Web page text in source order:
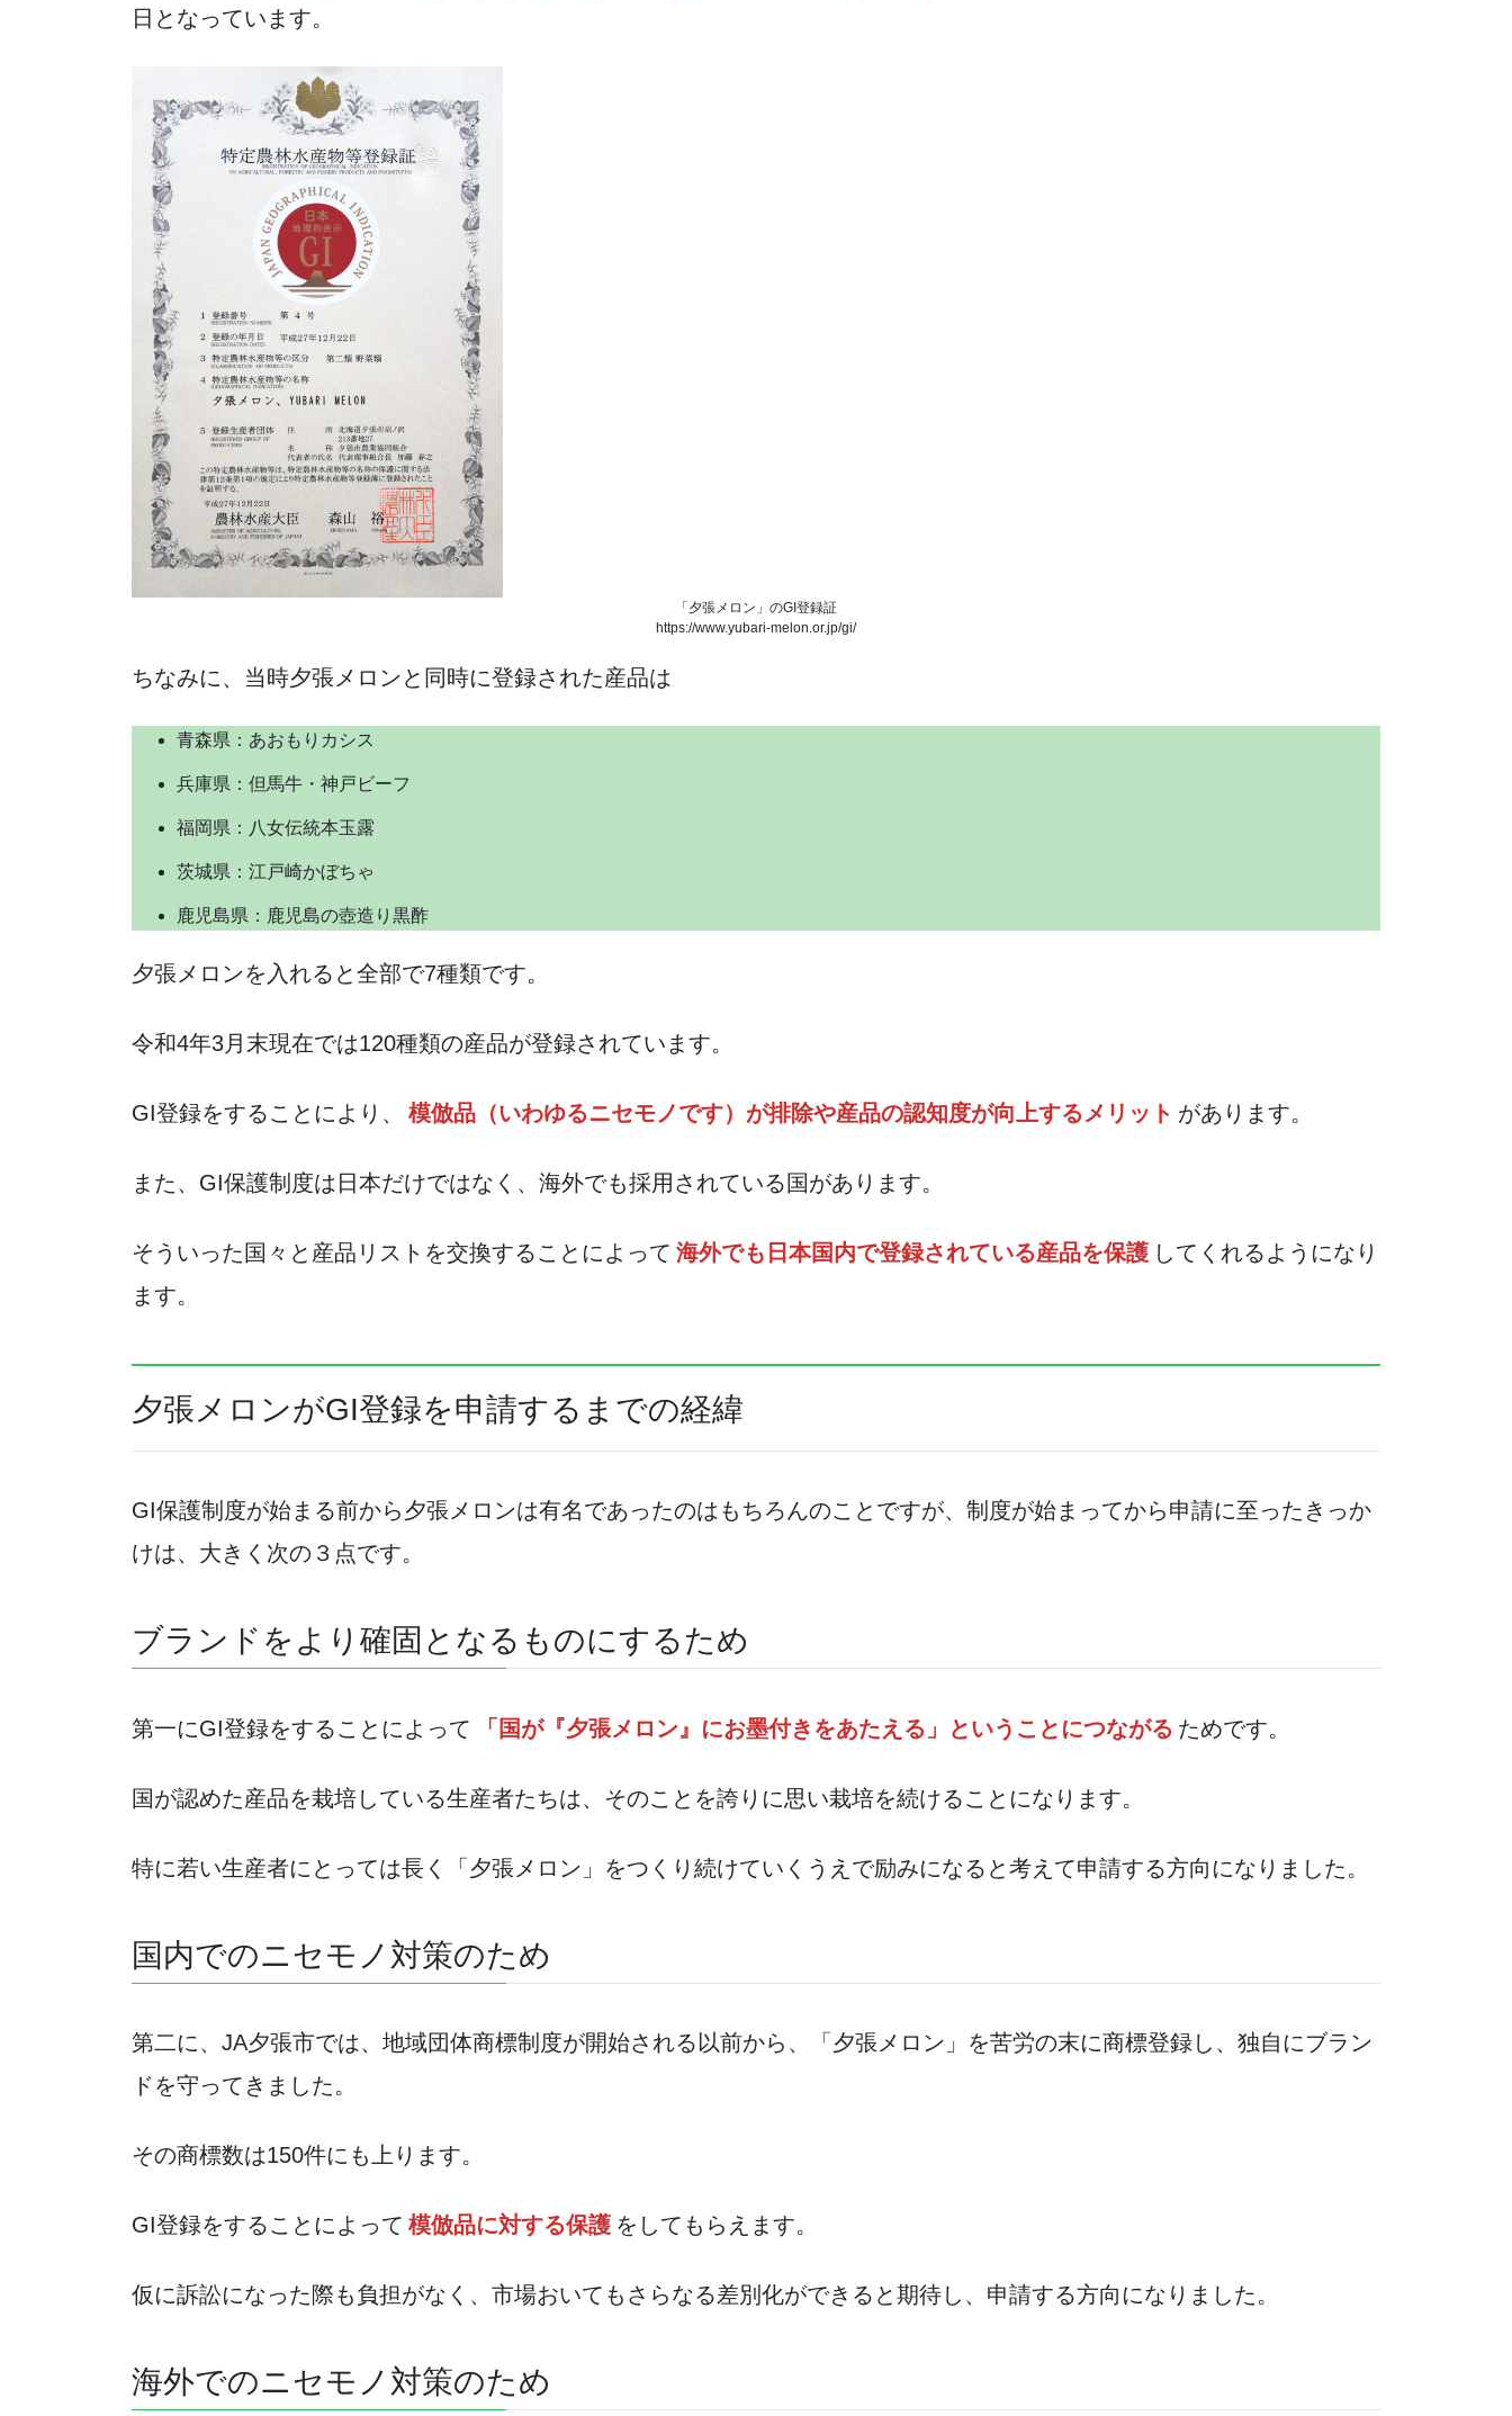
日となっています。
「夕張メロン」のGI登録証
https://www.yubari-melon.or.jp/gi/
ちなみに、当時夕張メロンと同時に登録された産品は
青森県：あおもりカシス
兵庫県：但馬牛・神戸ビーフ
福岡県：八女伝統本玉露
茨城県：江戸崎かぼちゃ
鹿児島県：鹿児島の壺造り黒酢
夕張メロンを入れると全部で7種類です。
令和4年3月末現在では120種類の産品が登録されています。
GI登録をすることにより、 模倣品（いわゆるニセモノです）が排除や産品の認知度が向上するメリット があります。
また、GI保護制度は日本だけではなく、海外でも採用されている国があります。
そういった国々と産品リストを交換することによって 海外でも日本国内で登録されている産品を保護 してくれるようになり
ます。
夕張メロンがGI登録を申請するまでの経緯
GI保護制度が始まる前から夕張メロンは有名であったのはもちろんのことですが、制度が始まってから申請に至ったきっか
けは、大きく次の３点です。
ブランドをより確固となるものにするため
第一にGI登録をすることによって 「国が『夕張メロン』にお墨付きをあたえる」ということにつながる ためです。
国が認めた産品を栽培している生産者たちは、そのことを誇りに思い栽培を続けることになります。
特に若い生産者にとっては長く「夕張メロン」をつくり続けていくうえで励みになると考えて申請する方向になりました。
国内でのニセモノ対策のため
第二に、JA夕張市では、地域団体商標制度が開始される以前から、「夕張メロン」を苦労の末に商標登録し、独自にブラン
ドを守ってきました。
その商標数は150件にも上ります。
GI登録をすることによって 模倣品に対する保護 をしてもらえます。
仮に訴訟になった際も負担がなく、市場おいてもさらなる差別化ができると期待し、申請する方向になりました。
海外でのニセモノ対策のため